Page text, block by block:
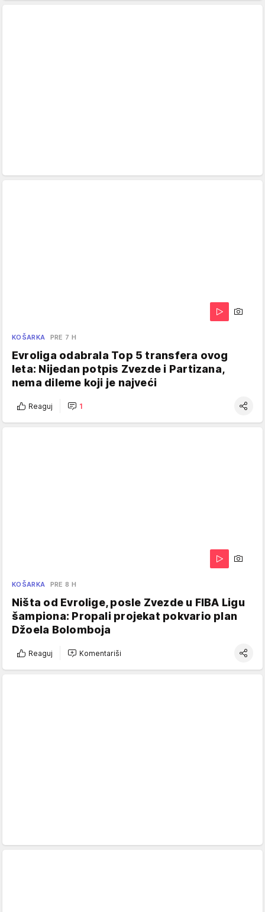
KOŠARKA PRE 7 H
Evroliga odabrala Top 5 transfera ovog
leta: Nijedan potpis Zvezde i Partizana,
nema dileme koji je najveći
Reaguj 1
KOŠARKA PRE 8 H
Ništa od Evrolige, posle Zvezde u FIBA Ligu
šampiona: Propali projekat pokvario plan
Džoela Bolomboja
Reaguj Komentariši